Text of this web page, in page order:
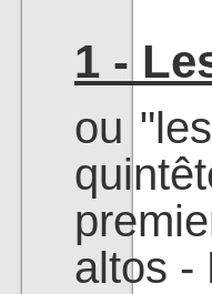
1 -
ou
altos -